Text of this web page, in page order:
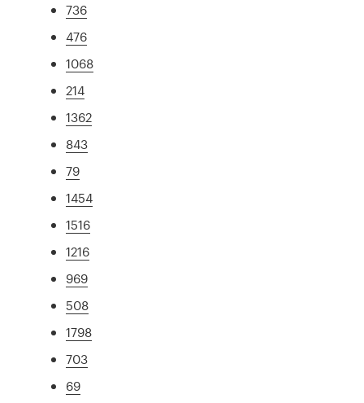
736
476
1068
214
1362
843
79
1454
1516
1216
969
508
1798
703
69